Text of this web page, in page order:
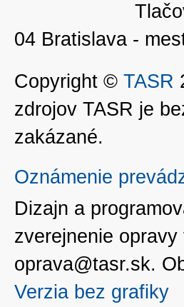
04 Bratislava -
Copyright © TASR
zdrojov TASR je
zakázané.
Oznámenie
Dizajn a
zverejnenie
oprava@tasr.sk.
Verzia bez grafiky